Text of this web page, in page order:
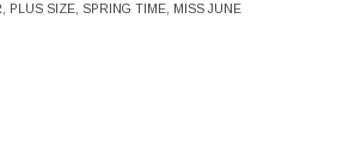
PLUS SIZE SPRING TIME MISS JUNE